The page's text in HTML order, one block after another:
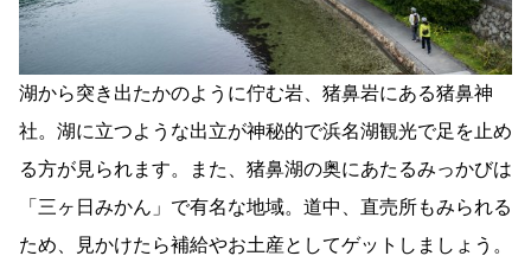
湖から突き出たかのように佇む岩、猪鼻岩にある猪鼻神
社。湖に立つような出立が神秘的で浜名湖観光で足を止め
る方が見られます。また、猪鼻湖の奥にあたるみっかびは
「三ヶ日みかん」で有名な地域。道中、直売所もみられる
ため、見かけたら補給やお土産としてゲットしましょう。